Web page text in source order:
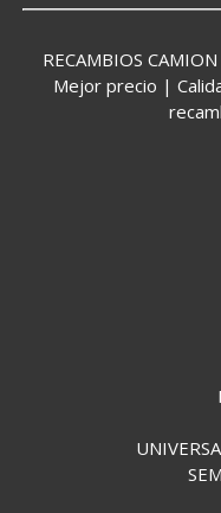
RECAMBIOS
Mejor precio |